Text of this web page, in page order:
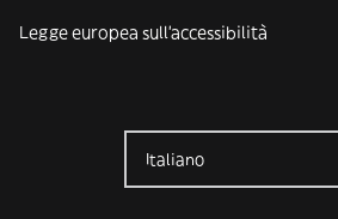
Legge europea sull'accessibilità